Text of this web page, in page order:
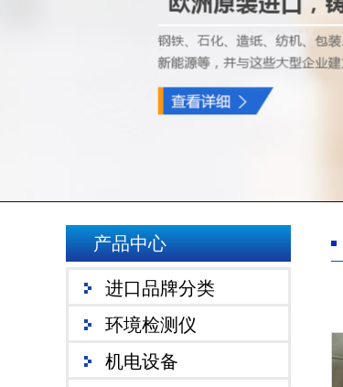
产品中心
进口品牌分类
环境检测仪
机电设备